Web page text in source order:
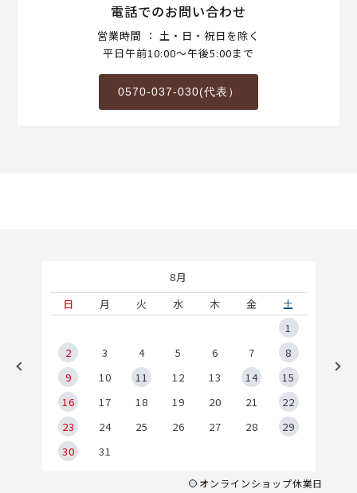
電話でのお問い合わせ
営業時間 ： 土・日・祝日を除く
平日午前10:00～午後5:00まで
0570-037-030(代表）
8月
日
月 火 水 木 金
土
1
2
3 4 5 6 7
8
9
10 11 12 13 14
15
16
17 18 19 20 21
22
23
24 25 26 27 28
29
30
31
オンラインショップ休業日